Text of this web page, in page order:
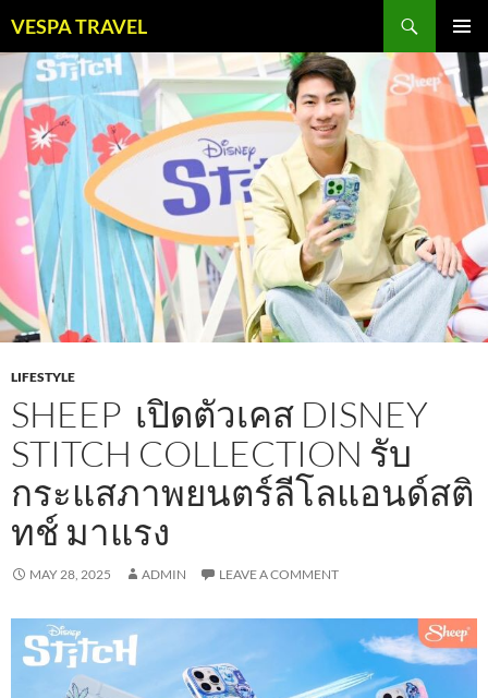
to
content
VESPA TRAVEL
MENU
LIFESTYLE
SHEEP เปิดตัวเคส DISNEY
STITCH COLLECTION รับ
กระแสภาพยนตร์ลีโลแอนด์สติ
ทช์ มาแรง
MAY 28, 2025 ADMIN LEAVE A COMMENT